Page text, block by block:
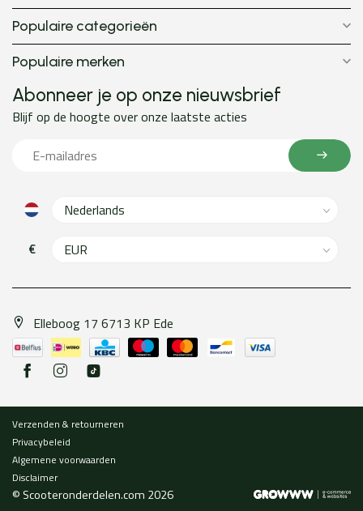
Populaire categorieën
Populaire merken
Abonneer je op onze nieuwsbrief
Blijf op de hoogte over onze laatste acties
€
Elleboog 17 6713 KP Ede
Verzenden & retourneren
Privacybeleid
Algemene voorwaarden
Disclaimer
© Scooteronderdelen.com 2026